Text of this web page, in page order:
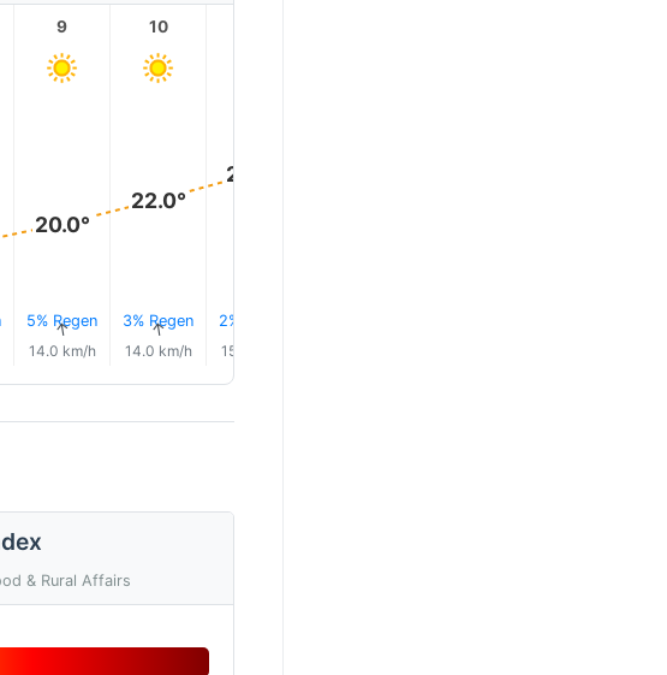
9
20.0°
5% Regen
↑
14.0 km/h
10
22.0°
3% Regen
↑
14.0 km/h
24.0°
2% Regen
15.0 km/h
& Rural Affairs